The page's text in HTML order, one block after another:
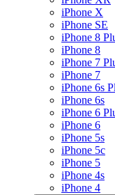
iPhone X
iPhone SE
iPhone 8
iPhone 8
iPhone 7
iPhone 7
iPhone 6s
iPhone 6s
iPhone 6
iPhone 6
iPhone 5s
iPhone 5c
iPhone 5
iPhone 4s
iPhone 4